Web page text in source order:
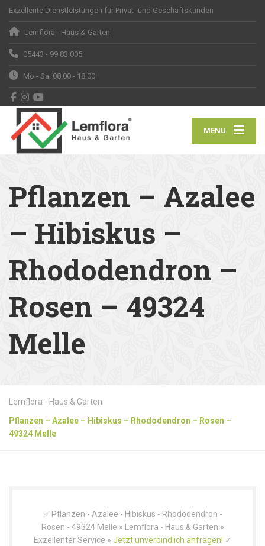
Exzellente Dienstleistungen für Privat- und Geschäftskunden
Lemflora - Haus & Garten
05443 - 99 83 005
Mo - Sa: 08:00 - 18:00
MENU
Pflanzen – Azalee
– Hibiskus –
Rhododendron –
Rosen – 49324
Melle
Lemflora - Haus & Garten
Pflanzen – Azalee – Hibiskus – Rhododendron – Rosen –
49324 Melle
✅ Pflanzen - Azalee - Hibiskus - Rhododendron -
Rosen - 49324 Melle » Lemflora - Haus & Garten »
Exzellenter Service » Jetzt unverbindlich anfragen! ✓